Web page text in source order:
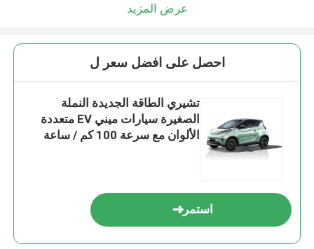
عرض المزيد
احصل على افضل سعر ل
تشيري الطاقة الجديدة النملة
الصغيرة سيارات ميني EV متعددة
الألوان مع سرعة 100 كم / ساعة
استمر